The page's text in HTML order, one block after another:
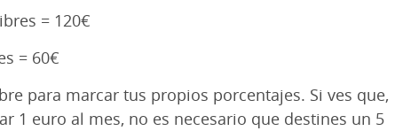
= 120€
= 60€
para marcar tus propios porcentajes. Si ves que,
1 euro al mes, no es necesario que destines un 5